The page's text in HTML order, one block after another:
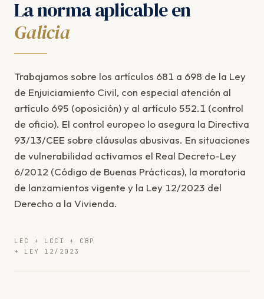
La norma aplicable en
Galicia
Trabajamos sobre los artículos 681 a 698 de la Ley
de Enjuiciamiento Civil, con especial atención al
artículo 695 (oposición) y al artículo 552.1 (control
de oficio). El control europeo lo asegura la Directiva
93/13/CEE sobre cláusulas abusivas. En situaciones
de vulnerabilidad activamos el Real Decreto-Ley
6/2012 (Código de Buenas Prácticas), la moratoria
de lanzamientos vigente y la Ley 12/2023 del
Derecho a la Vivienda.
LEC + LCCI + CBP
+ LEY 12/2023